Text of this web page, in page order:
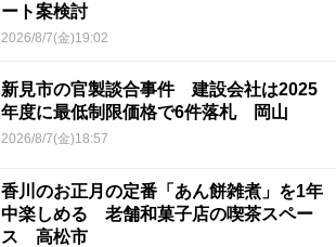
ート案検討
2026/8/7(金)19:02
新見市の官製談合事件 建設会社は2025
年度に最低制限価格で6件落札 岡山
2026/8/7(金)18:57
香川のお正月の定番「あん餅雑煮」を1年
中楽しめる 老舗和菓子店の喫茶スペー
ス 高松市